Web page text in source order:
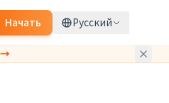
Начать Русский
→